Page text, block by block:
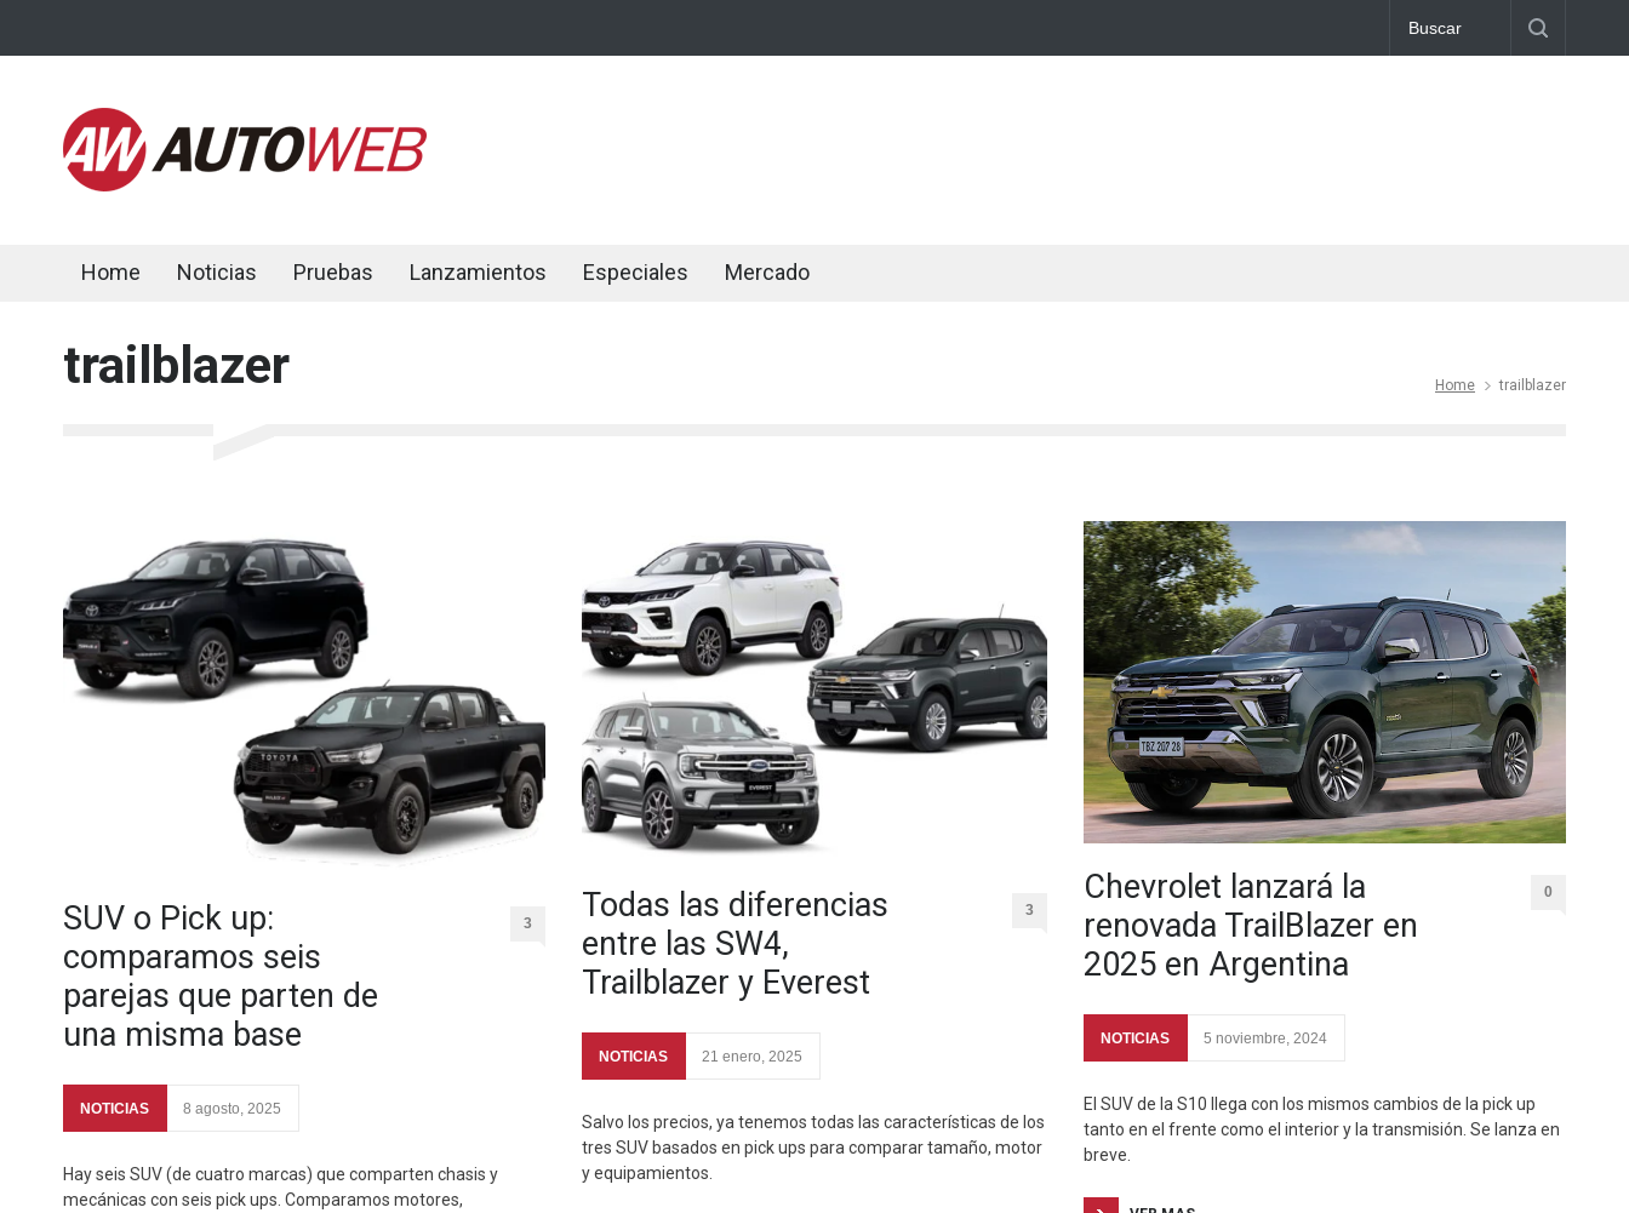
Home Noticias Pruebas Lanzamientos Especiales Mercado
trailblazer Home trailblazer
SUV o Pick up:
comparamos seis
parejas que parten de
una misma base
3
NOTICIAS 8 agosto, 2025
Hay seis SUV (de cuatro marcas) que comparten chasis y
mecánicas con seis pick ups. Comparamos motores,
Todas las diferencias
entre las SW4,
Trailblazer y Everest
3
NOTICIAS 21 enero, 2025
Salvo los precios, ya tenemos todas las características de los
tres SUV basados en pick ups para comparar tamaño, motor
y equipamientos.
Chevrolet lanzará la
renovada TrailBlazer en
2025 en Argentina
0
NOTICIAS 5 noviembre, 2024
El SUV de la S10 llega con los mismos cambios de la pick up
tanto en el frente como el interior y la transmisión. Se lanza en
breve.